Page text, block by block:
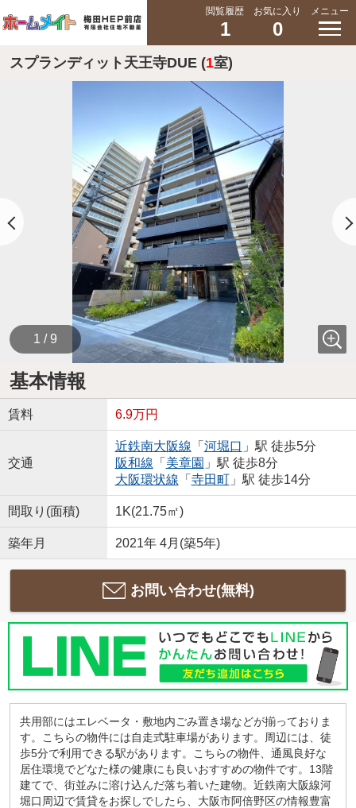
閲覧履歴
1
お気に入り
0
メニュー
スプランディット天王寺DUE (1室)
1 / 9
基本情報
賃料 6.9万円
交通
近鉄南大阪線 「 河堀口 」駅 徒歩5分
阪和線 「 美章園 」駅 徒歩8分
大阪環状線 「 寺田町」駅 徒歩14分
間取り(面積) 1K(21.75㎡)
築年月 2021年 4月(築5年)
お問い合わせ(無料)
共用部にはエレベータ・敷地内ごみ置き場などが揃っておりま
す。こちらの物件には自走式駐車場があります。周辺には、徒
歩5分で利用できる駅があります。こちらの物件、通風良好な
居住環境でどなた様の健康にも良いおすすめの物件です。13階
建てで、街並みに溶け込んだ落ち着いた建物。近鉄南大阪線河
堀口周辺で賃貸をお探しでしたら、大阪市阿倍野区の情報豊富